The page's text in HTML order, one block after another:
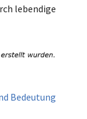
lebendige
Bedeutung